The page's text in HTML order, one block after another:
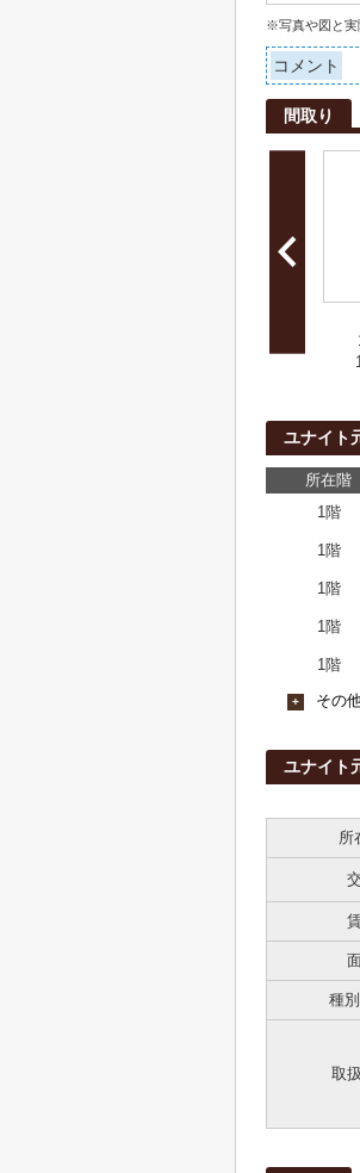
※写真や図と実
コメント
間取り
ユナイト
所在階
1階
1階
1階
1階
1階
+ その
ユナイト
所
種
取